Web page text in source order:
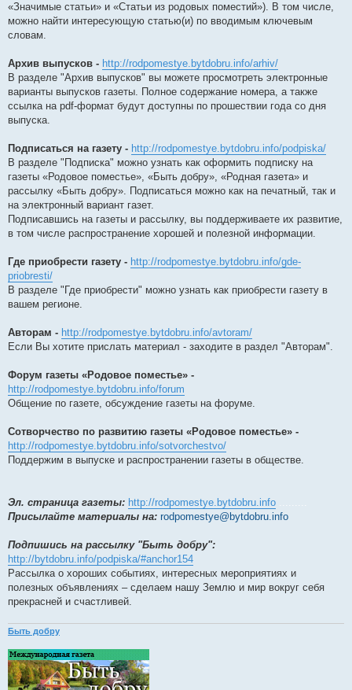
«Значимые статьи» и «Статьи из родовых поместий»). В том числе,
можно найти интересующую статью(и) по вводимым ключевым
словам.
Архив выпусков - http://rodpomestye.bytdobru.info/arhiv/
В разделе "Архив выпусков" вы можете просмотреть электронные
варианты выпусков газеты. Полное содержание номера, а также
ссылка на pdf-формат будут доступны по прошествии года со дня
выпуска.
Подписаться на газету - http://rodpomestye.bytdobru.info/podpiska/
В разделе "Подписка" можно узнать как оформить подписку на
газеты «Родовое поместье», «Быть добру», «Родная газета» и
рассылку «Быть добру». Подписаться можно как на печатный, так и
на электронный вариант газет.
Подписавшись на газеты и рассылку, вы поддерживаете их развитие,
в том числе распространение хорошей и полезной информации.
Где приобрести газету - http://rodpomestye.bytdobru.info/gde-
priobresti/
В разделе "Где приобрести" можно узнать как приобрести газету в
вашем регионе.
Авторам - http://rodpomestye.bytdobru.info/avtoram/
Если Вы хотите прислать материал - заходите в раздел "Авторам".
Форум газеты «Родовое поместье» -
http://rodpomestye.bytdobru.info/forum
Общение по газете, обсуждение газеты на форуме.
Сотворчество по развитию газеты «Родовое поместье» -
http://rodpomestye.bytdobru.info/sotvorchestvo/
Поддержим в выпуске и распространении газеты в обществе.
Эл. страница газеты: http://rodpomestye.bytdobru.info .........
Присылайте материалы на: rodpomestye@bytdobru.info
Подпишись на рассылку "Быть добру":
http://bytdobru.info/podpiska/#anchor154
Рассылка о хороших событиях, интересных мероприятиях и
полезных объявлениях – сделаем нашу Землю и мир вокруг себя
прекрасней и счастливей.
Быть добру